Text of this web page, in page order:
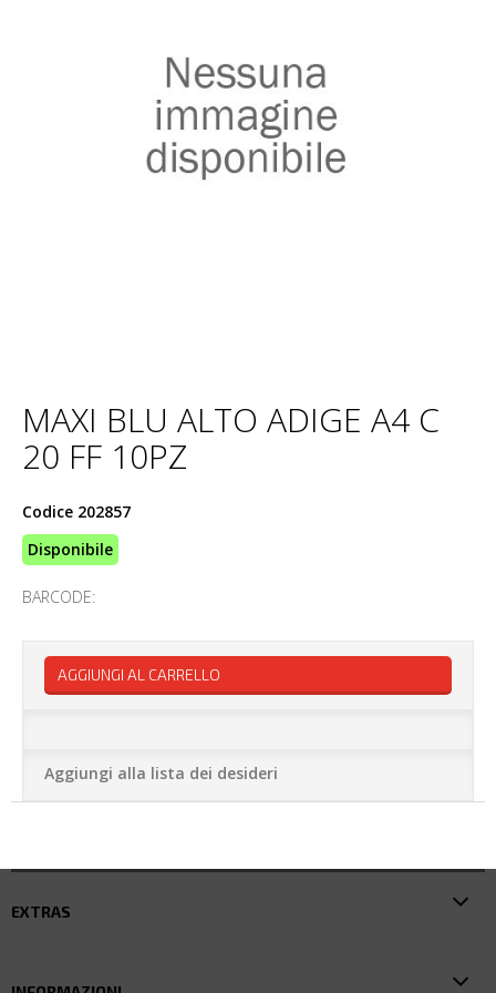
MAXI BLU ALTO ADIGE A4 C
20 FF 10PZ
Codice 202857
Disponibile
BARCODE:
AGGIUNGI AL CARRELLO
Aggiungi alla lista dei desideri
EXTRAS